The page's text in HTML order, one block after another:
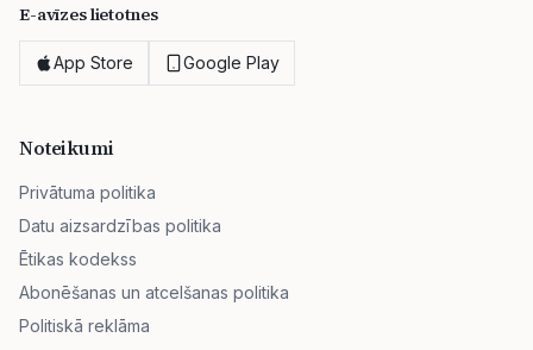
E-avīzes lietotnes
App Store Google Play
Noteikumi
Privātuma politika
Datu aizsardzības politika
Ētikas kodekss
Abonēšanas un atcelšanas politika
Politiskā reklāma